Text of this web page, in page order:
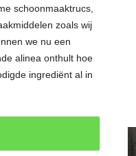
schoonmaaktrucs,
zoals wij
we nu een
alinea onthult hoe
ingrediënt al in